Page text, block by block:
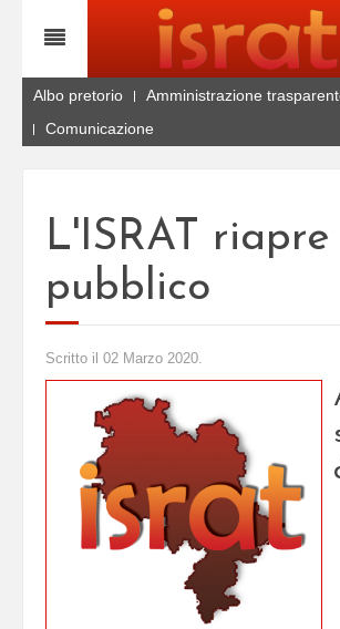
Albo pretorio
Amministrazione
Comunicazione
L'ISRAT riapre
pubblico
Scritto il 02 Marzo 2020.